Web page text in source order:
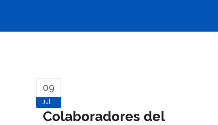
09
Jul
Colaboradores del